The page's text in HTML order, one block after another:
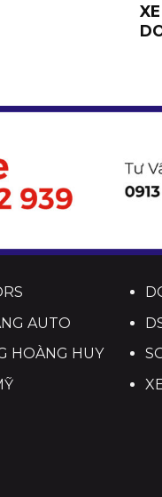
AUTO
HOÀNG HUY